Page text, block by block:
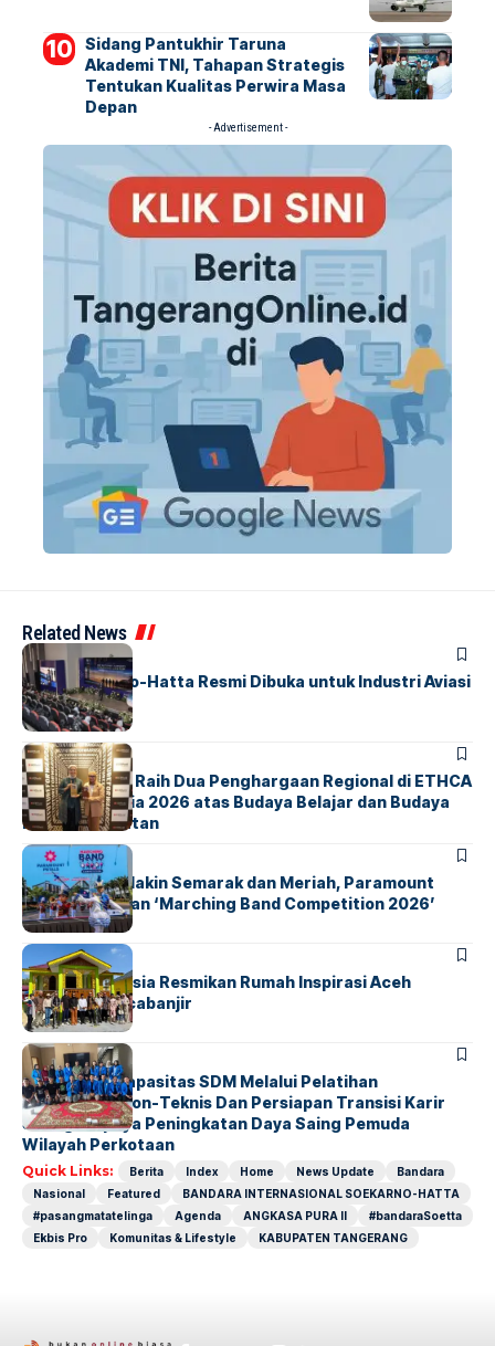
Sidang Pantukhir Taruna
Akademi TNI, Tahapan Strategis
Tentukan Kualitas Perwira Masa
Depan
- Advertisement -
Related News
BANDARA BERITA
IALC Soekarno-Hatta Resmi Dibuka untuk Industri Aviasi
Dunia
BERITA
ParagonCorp Raih Dua Penghargaan Regional di ETHCA
Southeast Asia 2026 atas Budaya Belajar dan Budaya
Kebermanfaatan
BERITA INDEX
Akhir Pekan Makin Semarak dan Meriah, Paramount
Petals Hadirkan ‘Marching Band Competition 2026’
BERITAHOME
AirNav Indonesia Resmikan Rumah Inspirasi Aceh
Tamiang Pascabanjir
BERITAINDEX
Penguatan Kapasitas SDM Melalui Pelatihan
Kompetensi Non-Teknis Dan Persiapan Transisi Karir
Sebagai Upaya Peningkatan Daya Saing Pemuda
Wilayah Perkotaan
Quick Links: Berita Index Home News Update
Bandara
Nasional
Featured
BANDARA INTERNASIONAL SOEKARNO-HATTA
#pasangmatatelinga
Agenda ANGKASA PURA II
#bandaraSoetta
Ekbis Pro
Komunitas & Lifestyle KABUPATEN TANGERANG